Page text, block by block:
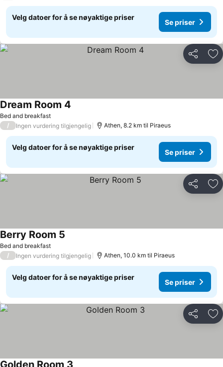
Velg datoer for å se nøyaktige priser
Se priser
Del
Bed and breakfast
Dream Room 4
/ Ingen vurdering tilgjengelig Athen, 8.2 km til Piraeus
Velg datoer for å se nøyaktige priser
Se priser
Del
Bed and breakfast
Berry Room 5
/ Ingen vurdering tilgjengelig Athen, 10.0 km til Piraeus
Velg datoer for å se nøyaktige priser
Se priser
Del
Golden Room 3